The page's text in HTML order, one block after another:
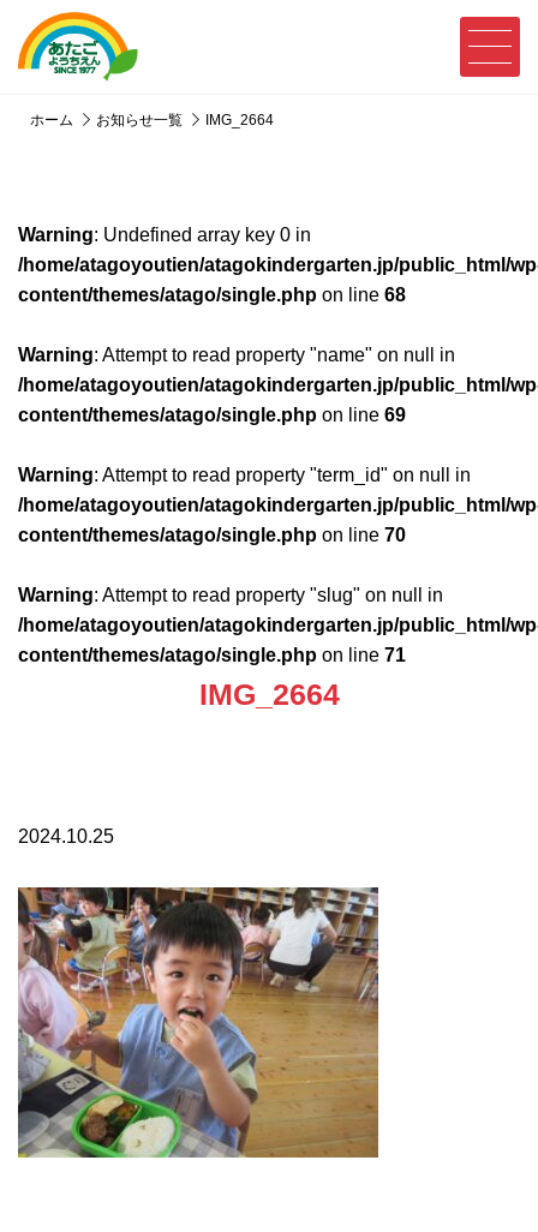
ホーム お知らせ一覧 IMG_2664
Warning: Undefined array key 0 in
/home/atagoyoutien/atagokindergarten.jp/public_html/
content/themes/atago/single.php on line 68
Warning: Attempt to read property "name" on null in
/home/atagoyoutien/atagokindergarten.jp/public_html/
content/themes/atago/single.php on line 69
Warning: Attempt to read property "term_id" on null in
/home/atagoyoutien/atagokindergarten.jp/public_html/
content/themes/atago/single.php on line 70
Warning: Attempt to read property "slug" on null in
/home/atagoyoutien/atagokindergarten.jp/public_html/
content/themes/atago/single.php on line 71
IMG_2664
2024.10.25